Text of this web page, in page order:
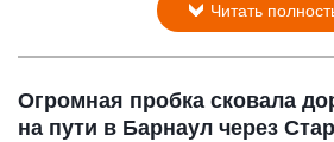
Читать
Огромная пробка сковала
на пути в Барнаул через